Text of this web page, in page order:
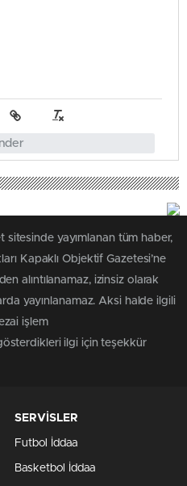
sitesinde yayımlanan tüm haber,
Kapaklı Objektif Gazetesi’ne
alıntılanamaz, izinsiz olarak
yayınlanamaz. Aksi halde ilgili
işlem
gösterdikleri ilgi için teşekkür
SERVİSLER
Futbol İddaa
Basketbol İddaa